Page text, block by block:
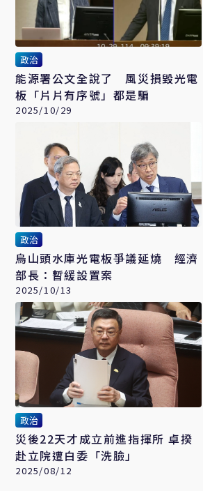
政治
能源署公文全說了 風災損毀光電
板「片片有序號」都是騙
2025/10/29
政治
烏山頭水庫光電板爭議延燒 經濟
部長：暫緩設置案
2025/10/13
政治
災後22天才成立前進指揮所 卓揆
赴立院遭白委「洗臉」
2025/08/12